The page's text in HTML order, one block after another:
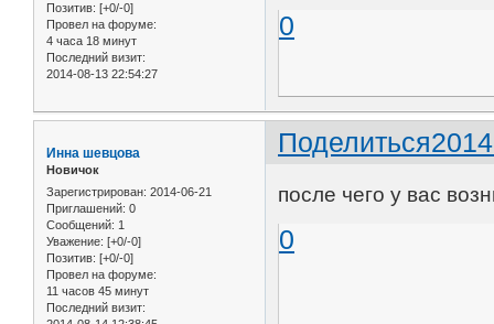
Позитив: [+0/-0]
Провел на форуме:
4 часа 18 минут
Последний визит:
2014-08-13 22:54:27
0
Поделиться
Инна шевцова
Новичок
Зарегистрирован: 2014-06-21
Приглашений: 0
Сообщений: 1
Уважение: [+0/-0]
Позитив: [+0/-0]
Провел на форуме:
11 часов 45 минут
Последний визит:
после чего у вас
0